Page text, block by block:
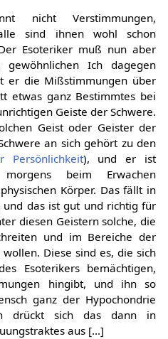
nicht Verstimmungen,
sind ihnen wohl schon
Esoteriker muß nun aber
gewöhnlichen Ich dagegen
er die Mißstimmungen über
etwas ganz Bestimmtes bei
Geiste der Schwere.
Geist oder Geister der
an sich gehört zu den
Persönlichkeit), und er ist
beim Erwachen
Körper. Das fällt in
und das ist gut und richtig für
diesen Geistern solche, die
und im Bereiche der
Diese sind es, die sich
Esoterikers bemächtigen,
hingibt, und ihn so
ganz der Hypochondrie
drückt sich das dann in
aus [...]